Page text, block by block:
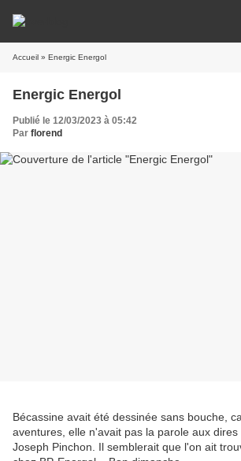
Accueil » Energic Energol
Energic Energol
Publié le 12/03/2023 à 05:42
Par florend
Bécassine avait été dessinée sans bouche,
aventures, elle n'avait pas la parole aux
Joseph Pinchon. Il semblerait que l'on ait